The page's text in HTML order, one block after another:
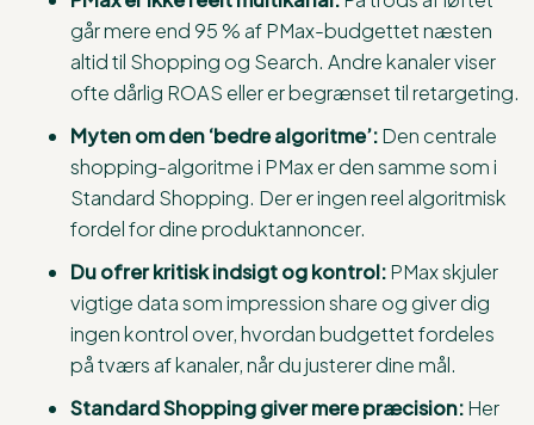
går mere end 95 % af PMax-budgettet næsten
altid til Shopping og Search. Andre kanaler viser
ofte dårlig ROAS eller er begrænset til retargeting.
Myten om den ‘bedre algoritme’:Den centrale
shopping-algoritme i PMax er den samme som i
Standard Shopping. Der er ingen reel algoritmisk
fordel for dine produktannoncer.
Du ofrer kritisk indsigt og kontrol:PMax skjuler
vigtige data som impression share og giver dig
ingen kontrol over, hvordan budgettet fordeles
på tværs af kanaler, når du justerer dine mål.
Standard Shopping giver mere præcision:Her